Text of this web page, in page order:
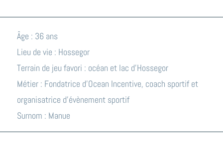
Âge : 36 ans
Lieu de vie : Hossegor
Terrain de jeu favori : océan et lac d’Hossegor
Métier : Fondatrice d’Ocean Incentive, coach sportif et
organisatrice d’évènement sportif
Surnom : Manue